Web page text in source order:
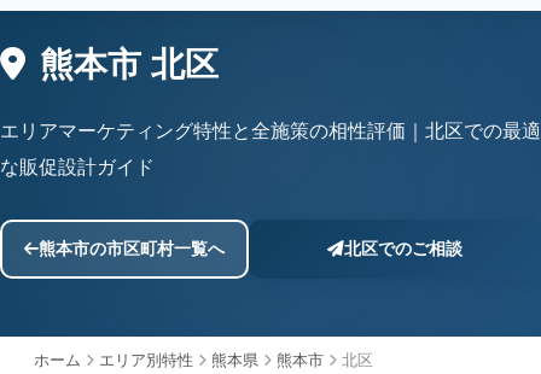
熊本市 北区
エリアマーケティング特性と全施策の相性評価｜北区での最適
な販促設計ガイド
熊本市の市区町村一覧へ 北区でのご相談
ホーム エリア別特性 熊本県 熊本市 北区